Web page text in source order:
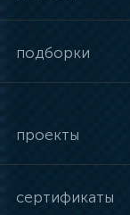
подборки
проекты
сертификаты